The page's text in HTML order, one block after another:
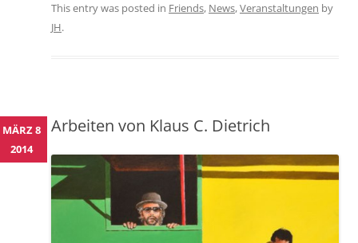
This entry was posted in Friends, News,Veranstaltungen by
JH.
Arbeiten von Klaus C. Dietrich
MÄRZ 8
2014